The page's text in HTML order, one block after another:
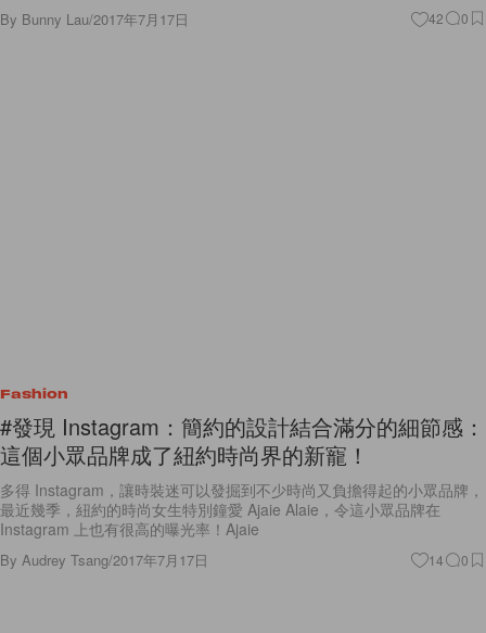
By Bunny Lau/2017年7月17日 42 0
Fashion
#發現 Instagram：簡約的設計結合滿分的細節感：
這個小眾品牌成了紐約時尚界的新寵！
多得 Instagram，讓時裝迷可以發掘到不少時尚又負擔得起的小眾品牌，
最近幾季，紐約的時尚女生特別鐘愛 Ajaie Alaie，令這小眾品牌在
Instagram 上也有很高的曝光率！Ajaie
By Audrey Tsang/2017年7月17日 14 0